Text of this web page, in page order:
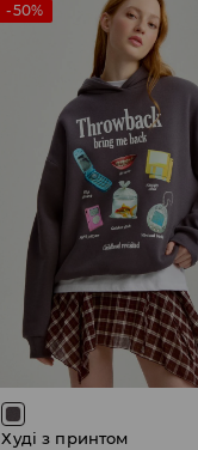
-50%
Худі з принтом